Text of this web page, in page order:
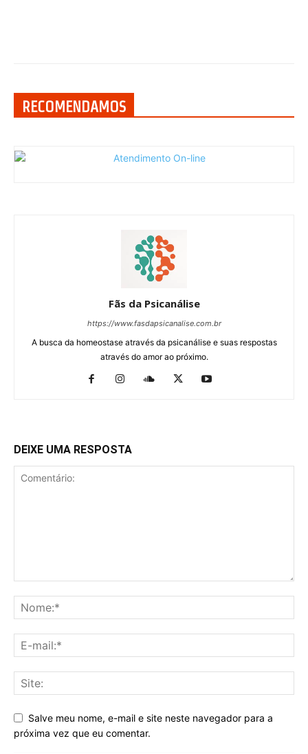
RECOMENDAMOS
Fãs da Psicanálise
https://www.fasdapsicanalise.com.br
A busca da homeostase através da psicanálise e suas respostas
através do amor ao próximo.
DEIXE UMA RESPOSTA
Salve meu nome, e-mail e site neste navegador para a
próxima vez que eu comentar.